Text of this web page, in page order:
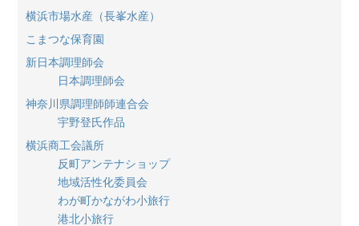
横浜市場水産（長峯水産）
こまつな保育園
新日本調理師会
日本調理師会
神奈川県調理師師連合会
宇野登氏作品
横浜商工会議所
反町アンテナショップ
地域活性化委員会
わが町かながわ小旅行
港北小旅行